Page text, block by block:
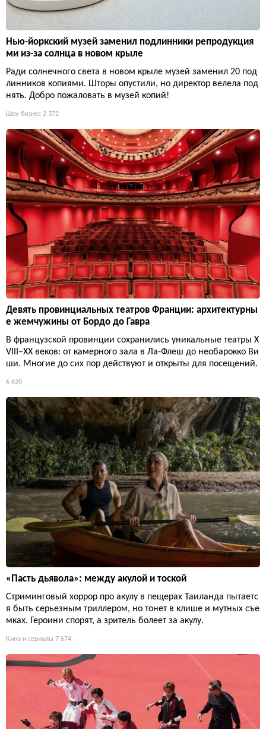
Нью-йоркский музей заменил подлинники репродукция
ми из-за солнца в новом крыле
Ради солнечного света в новом крыле музей заменил 20 под
линников копиями. Шторы опустили, но директор велела под
нять. Добро пожаловать в музей копий!
Шоу-бизнес 2 372
Девять провинциальных театров Франции: архитектурны
е жемчужины от Бордо до Гавра
В французской провинции сохранились уникальные театры X
VIII–XX веков: от камерного зала в Ла-Флеш до необарокко Ви
ши. Многие до сих пор действуют и открыты для посещений.
6 620
«Пасть дьявола»: между акулой и тоской
Стриминговый хоррор про акулу в пещерах Таиланда пытаетс
я быть серьезным триллером, но тонет в клише и мутных съе
мках. Героини спорят, а зритель болеет за акулу.
Кино и сериалы 7 674